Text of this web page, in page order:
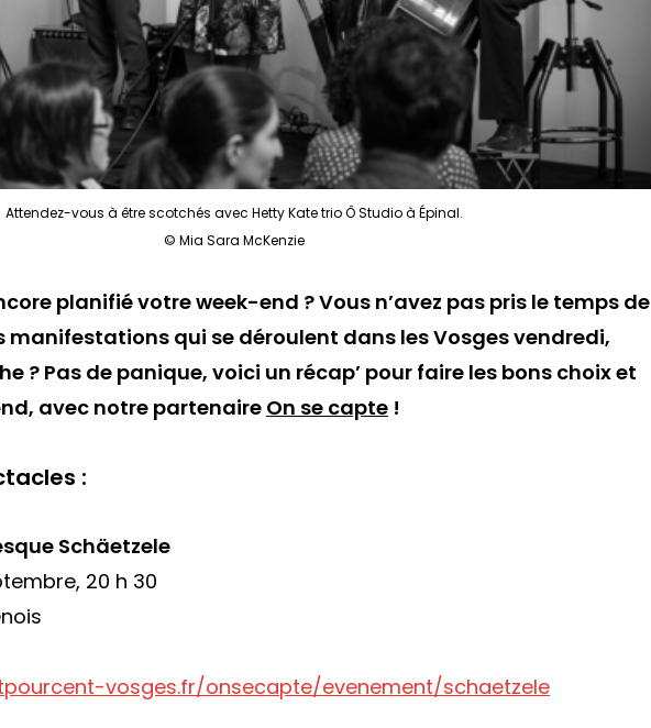
Attendez-vous à être scotchés avec Hetty Kate trio Ô Studio à Épinal.
© Mia Sara McKenzie
planifié votre week-end ? Vous n’avez pas pris le temps de
manifestations qui se déroulent dans les Vosges vendredi,
? Pas de panique, voici un récap’ pour faire les bons choix et
avec notre partenaire On se capte !
:
Schäetzele
20 h 30
vosges.fr/onsecapte/evenement/schaetzele